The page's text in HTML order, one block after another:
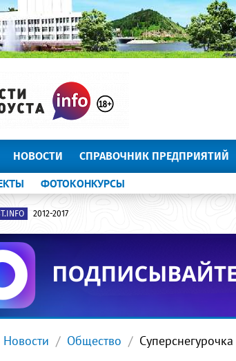
НОВОСТИ СПРАВОЧНИК ПРЕДПРИЯТИЙ
ФОТОКОНКУРСЫ
2012-2017
Новости Общество